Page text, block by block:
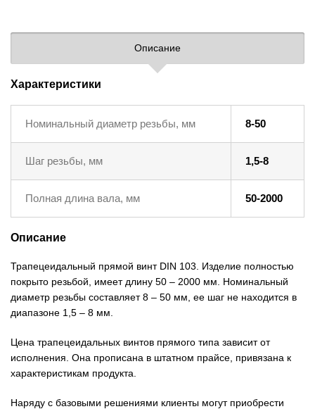
Описание
Характеристики
Номинальный диаметр резьбы, мм 8-50
Шаг резьбы, мм 1,5-8
Полная длина вала, мм 50-2000
Описание
Трапецеидальный прямой винт DIN 103. Изделие полностью
покрыто резьбой, имеет длину 50 – 2000 мм. Номинальный
диаметр резьбы составляет 8 – 50 мм, ее шаг не находится в
диапазоне 1,5 – 8 мм.
Цена трапецеидальных винтов прямого типа зависит от
исполнения. Она прописана в штатном прайсе, привязана к
характеристикам продукта.
Наряду с базовыми решениями клиенты могут приобрести